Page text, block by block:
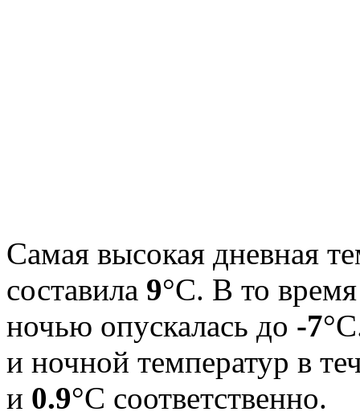
Самая высокая дневная
составила 9°С. В то
ночью опускалась до -7
и ночной температур в
и 0.9°С соответственно.